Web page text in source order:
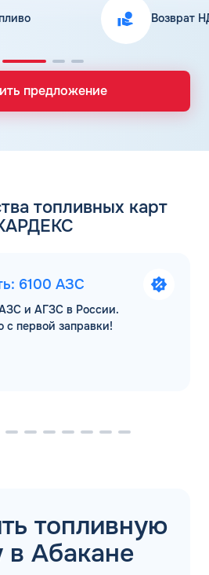
Возврат
предложение
топливных карт
6100 АЗС
и АГЗС в России.
с первой заправки!
топливную
в Абакане